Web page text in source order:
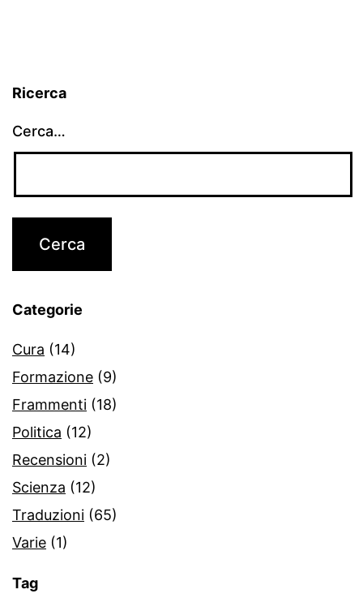
Ricerca
Cerca…
Categorie
Cura (14)
Formazione (9)
Frammenti (18)
Politica (12)
Recensioni (2)
Scienza (12)
Traduzioni (65)
Varie (1)
Tag